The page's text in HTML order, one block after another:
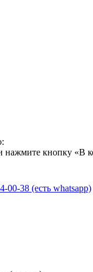
нажмите кнопку «В
00-38 (есть whatsapp)